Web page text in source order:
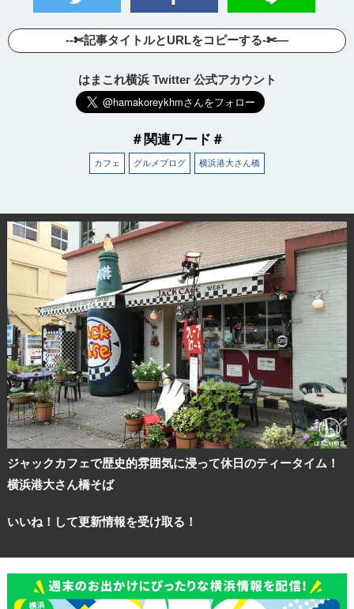
--✄記事タイトルとURLをコピーする-✄—
はまこれ横浜 Twitter 公式アカウント
＃関連ワード＃
カフェ グルメブログ 横浜港大さん橋
ジャックカフェで歴史的雰囲気に浸って休日のティータイム！
横浜港大さん橋そば
いいね！して更新情報を受け取る！
観光ガイド
ランキング
ブログ記事
サイトについて